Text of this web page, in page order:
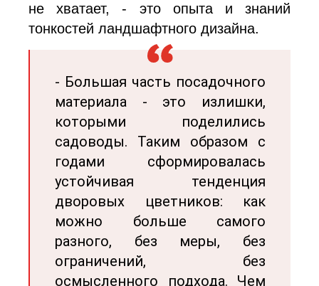
не хватает, - это опыта и знаний
тонкостей ландшафтного дизайна.
- Большая часть посадочного
материала - это излишки,
которыми поделились
садоводы. Таким образом с
годами сформировалась
устойчивая тенденция
дворовых цветников: как
можно больше самого
разного, без меры, без
ограничений, без
осмысленного подхода. Чем